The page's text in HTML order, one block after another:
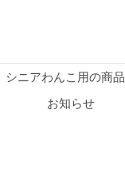
シニアわんこ用の商品
お知らせ